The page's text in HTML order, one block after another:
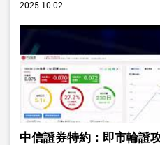
2025-10-02
中信證券特約：即市輪證